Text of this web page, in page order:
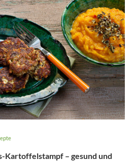
Kartoffelstampf – gesund und